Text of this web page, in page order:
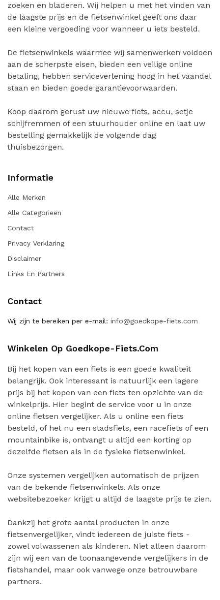
zoeken en bladeren. Wij helpen u met het vinden van
de laagste prijs en de fietsenwinkel geeft ons daar
een kleine vergoeding voor wanneer u iets besteld.
De fietsenwinkels waarmee wij samenwerken voldoen
aan de scherpste eisen, bieden een veilige online
betaling, hebben serviceverlening hoog in het vaandel
staan en bieden goede garantievoorwaarden.
Koop daarom gerust uw nieuwe fiets, accu, setje
schijfremmen of een stuurhouder online en laat uw
bestelling gemakkelijk de volgende dag
thuisbezorgen.
Informatie
Alle Merken
Alle Categorieën
Contact
Privacy Verklaring
Disclaimer
Links En Partners
Contact
Wij zijn te bereiken per e-mail: info@goedkope-fiets.com
Winkelen Op Goedkope-Fiets.com
Bij het kopen van een fiets is een goede kwaliteit
belangrijk. Ook interessant is natuurlijk een lagere
prijs bij het kopen van een fiets ten opzichte van de
winkelprijs. Hier begint de service voor u in onze
online fietsen vergelijker. Als u online een fiets
besteld, of het nu een stadsfiets, een racefiets of een
mountainbike is, ontvangt u altijd een korting op
dezelfde fietsen als in de fysieke fietsenwinkel.
Onze systemen vergelijken automatisch de prijzen
van de bekende fietsenwinkels. Als onze
websitebezoeker krijgt u altijd de laagste prijs te zien.
Dankzij het grote aantal producten in onze
fietsenvergelijker, vindt iedereen de juiste fiets -
zowel volwassenen als kinderen. Niet alleen daarom
zijn wij een van de toonaangevende vergelijkers in de
fietshandel, maar ook vanwege onze betrouwbare
partners.